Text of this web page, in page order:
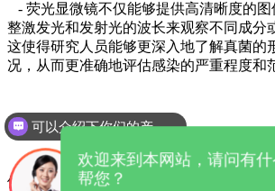
- 荧光显微镜不仅能够提供高清晰度的图
整激发光和发射光的波长来观察不同成分
这使得研究人员能够更深入地了解真菌的
况，从而更准确地评估感染的严重程度和
5. **操作简便与高效性**：
- 尽管荧光显微镜和真菌荧光染色剂荧光
供了高精度的真菌检测手段，但其操作步
可以介绍下你们的产品么
欢迎来到本网站，请问有
帮您？